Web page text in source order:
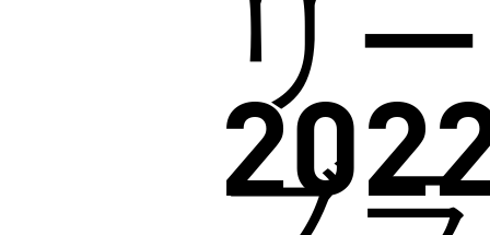
リ